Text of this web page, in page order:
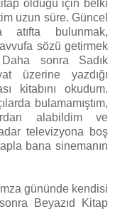
olduğu için belki
uzun süre. Güncel
atıfta bulunmak,
sözü getirmek
Daha sonra Sadık
üzerine yazdığı
kitabını okudum.
bulamamıştım,
alabildim ve
televizyona boş
bana sinemanın
gününde kendisi
Beyazıd Kitap